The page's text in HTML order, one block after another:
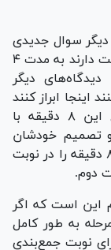
دیگر سوال جدیدی
مطرح نخواهد شد بلکه نامزد‌های محترم فرصت دارند به مدت ۴
دیگر
اینجا ابراز کنند
نکته مهم این است که مدیریت مجموع این ۸ دقیقه با
و تصمیم خودشان
تصمیم خواهند گرفت که چه میزان از این ۸ دقیقه را در نوبت
دوم.
این است که اگر
دقیقه در هر مرحله به طور کامل
نوبت جمع‌بندی